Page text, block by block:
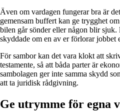
Även om vardagen fungerar bra är
gemensam buffert kan ge trygghet
bilen går sönder eller någon blir sjuk.
skyddade om en av er förlorar jobbet
För sambor kan det vara klokt att
testamente, så att båda parter är
sambolagen ger inte samma skydd
att ta juridisk rådgivning.
Ge utrymme för egna